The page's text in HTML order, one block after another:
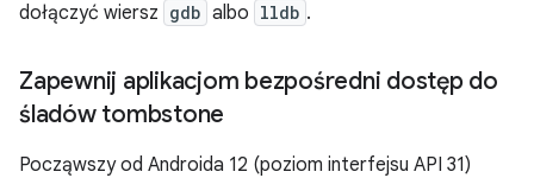
dołączyć wiersz gdb albo lldb .
Zapewnij aplikacjom bezpośredni dostęp do
śladów tombstone
Począwszy od Androida 12 (poziom interfejsu API 31)